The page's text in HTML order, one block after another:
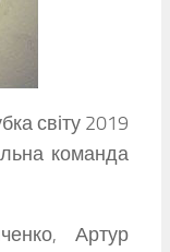
світу 2019
команда
Артур